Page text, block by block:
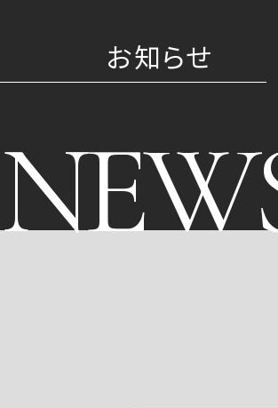
お知らせ